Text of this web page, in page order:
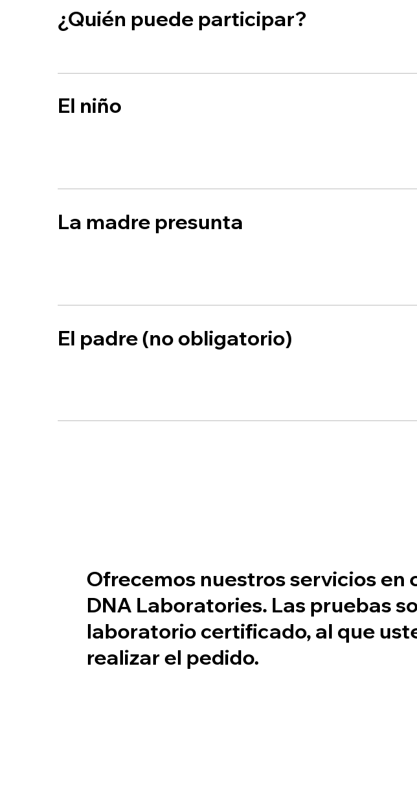
¿Quién puede participar?
El niño
La madre presunta
El padre (no obligatorio)
Ofrecemos nuestros servicios
DNA Laboratories. Las pruebas
laboratorio certificado, al que
realizar el pedido.